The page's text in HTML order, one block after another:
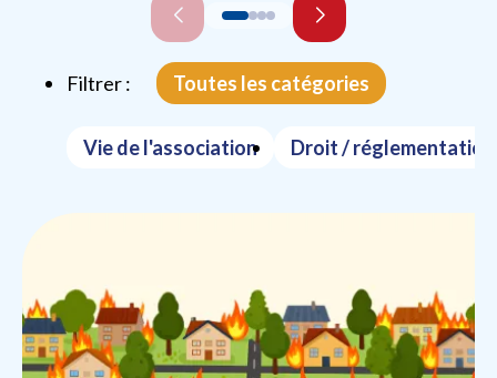
Filtrer : Toutes les catégories
Vie de l'association Droit / réglementation